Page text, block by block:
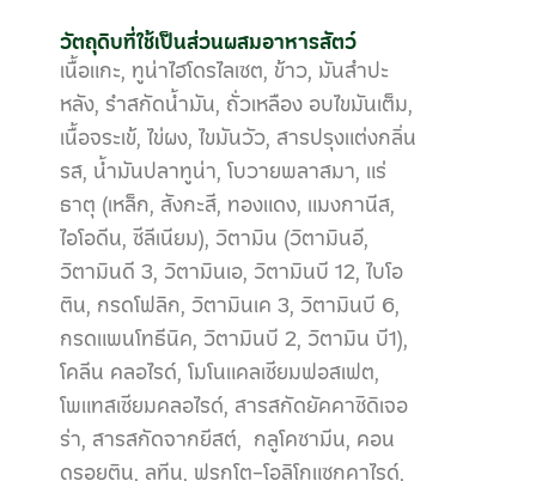
วัตถุดิบที่ใช้เป็นส่วนผสมอาหารสัตว์
เนื้อแกะ, ทูน่าไฮโดรไลเซต, ข้าว, มันสําปะ
หลัง, รําสกัดนํ้ามัน, ถั่วเหลือง อบไขมันเต็ม,
เนื้อจระเข้, ไข่ผง, ไขมันวัว, สารปรุงแต่งกลิ่น
รส, นํ้ามันปลาทูน่า, โบวายพลาสมา, แร่
ธาตุ (เหล็ก, สังกะสี, ทองแดง, แมงกานีส,
ไอโอดีน, ซีลีเนียม), วิตามิน (วิตามินอี,
วิตามินดี 3, วิตามินเอ, วิตามินบี 12, ไบโอ
ติน, กรดโฟลิก, วิตามินเค 3, วิตามินบี 6,
กรดแพนโทธีนิค, วิตามินบี 2, วิตามิน บี1),
โคลีน คลอไรด์, โมโนแคลเซียมฟอสเฟต,
โพแทสเซียมคลอไรด์, สารสกัดยัคคาซิดิเจอ
ร่า, สารสกัดจากยีสต์, กลูโคซามีน, คอน
ดรอยติน, ลูทีน, ฟรุกโต-โอลิโกแซกคาไรด์,